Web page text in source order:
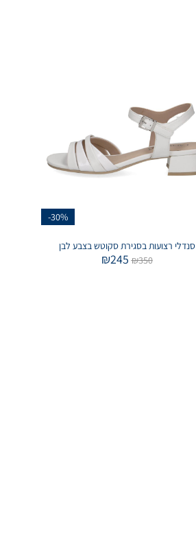
-30%
סנדלי רצועות בסגירת סקוטש בצבע לבן
₪350
₪245